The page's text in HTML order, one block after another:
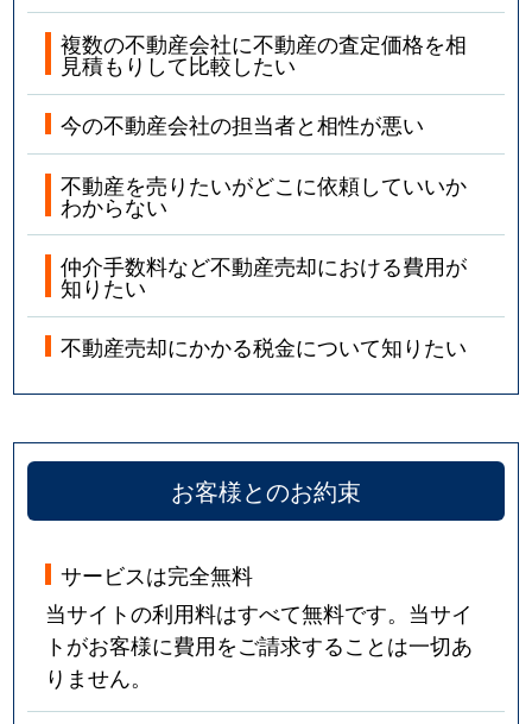
複数の不動産会社に不動産の査定価格を相
見積もりして比較したい
今の不動産会社の担当者と相性が悪い
不動産を売りたいがどこに依頼していいか
わからない
仲介手数料など不動産売却における費用が
知りたい
不動産売却にかかる税金について知りたい
お客様とのお約束
サービスは完全無料
当サイトの利用料はすべて無料です。当サイ
トがお客様に費用をご請求することは一切あ
りません。